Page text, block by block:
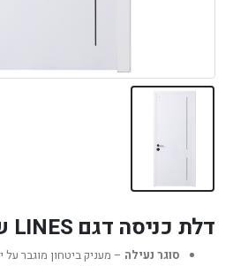
דלת כניסה דגם LINES שחור
סוגר נעילה – מעניק ביטחון מוגבר על